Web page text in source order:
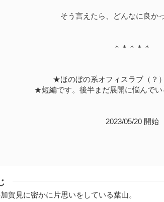
そう言えたら、どんなに良か
＊＊＊＊＊
★ほのぼの系オフィスラブ（？
★短編です。後半まだ展開に悩んでい
2023/05/20 開始
賀見に密かに片思いをしている葉山。